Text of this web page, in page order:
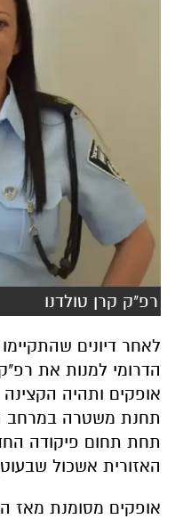
רפ"ק קרן טולדנו
לאחר דיונים
הדרומי למנות את
אופקים ותהיה
תחנת משטרה במרחב
תחת תחום פיקודה
האזורית אשכול